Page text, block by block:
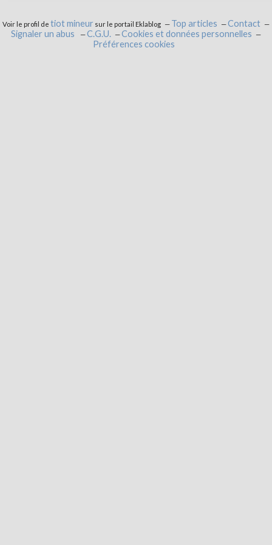
Voir le profil de tiot mineur sur le portail Eklablog Top articles
Contact
Signaler un abus
C.G.U.
Cookies et données personnelles
Préférences cookies